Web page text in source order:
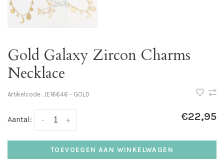
Gold Galaxy Zircon Charms
Necklace
Artikelcode: JE16646 - GOLD
Aantal: +
- €22,95
TOEVOEGEN AAN WINKELWAGEN